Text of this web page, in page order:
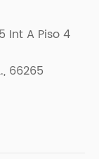
Int A Piso 4
66265